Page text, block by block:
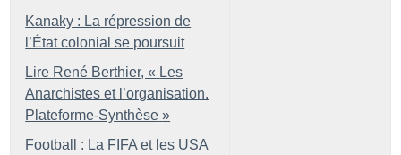
Kanaky : La répression de
l’État colonial se poursuit
Lire René Berthier, « Les
Anarchistes et l’organisation.
Plateforme-Synthèse »
Football : La FIFA et les USA